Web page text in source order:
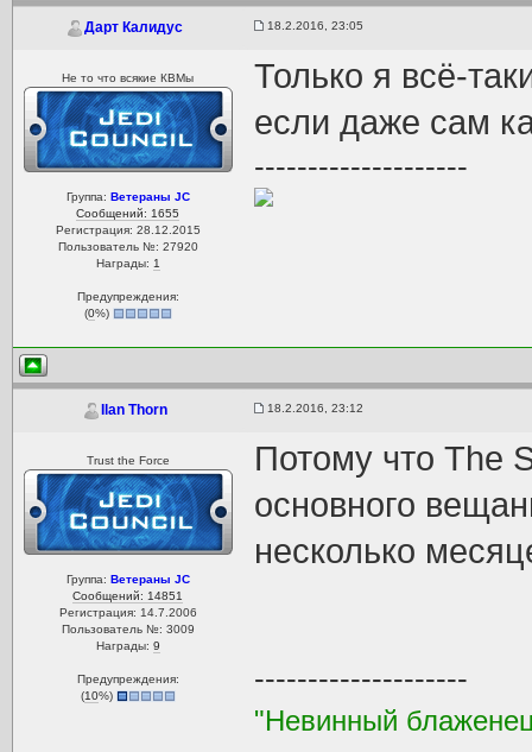
Дарт Калидус 18.2.2016, 23:05
Не то что всякие КВМы
Группа: Ветераны JC
Сообщений: 1655
Регистрация: 28.12.2015
Пользователь №: 27920
Награды: 1
Предупреждения:
(0%)
Только я всё-
если даже сам
--------------------
Ilan Thorn 18.2.2016, 23:12
Trust the Force
Группа: Ветераны JC
Сообщений: 14851
Регистрация: 14.7.2006
Пользователь №: 3009
Награды: 9
Предупреждения:
(10%)
Потому что The
основного
несколько
--------------------
"Невинный